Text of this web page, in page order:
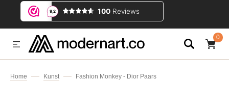
TO CONTENT
0
ITEMS
Home Kunst Fashion Monkey - Dior Paars